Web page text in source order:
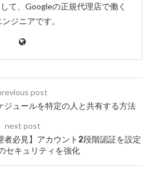
て、Googleの正規代理店で働く
ジニアです。
post
ュールを特定の人と共有する方法
next post
必見】アカウント2段階認証を設定
セキュリティを強化